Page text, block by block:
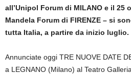
all’Unipol Forum di MILANO e il 25
Mandela Forum di FIRENZE – si
tutta Italia, a partire da inizio luglio.
Annunciate oggi TRE NUOVE DATE
a LEGNANO (Milano) al Teatro